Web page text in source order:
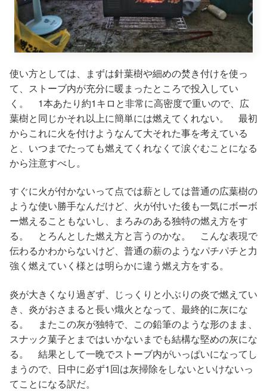
使い方としては、まずは針葉樹や細めの焚き付けを使っ
て、ストーブ内が充分に暖まったところで投入してい
く。 1本あたり約1キロと非常に高密度で重いので、広
葉樹と同じかそれ以上に簡単には燃えてくれない。 最初
からこれに火を付けようなんて大それた事を考えている
と、いつまでたっても燃えてくれなくて涙ぐむことになる
から注意すべし。
すぐに火が付かないって点では薪としては普通の広葉樹の
ような使い勝手なんだけど、火が付いた後も一気にボーボ
ー燃えることもないし、まろみのある独特の燃え方をす
る。 とろんとした燃え方と言うのかな。 こんな表現で
伝わるかわからないけど、普通の薪のようなパチパチと力
強く燃えていく様とは明らかに違う燃え方をする。
炎が大きくなり過ぎず、じっくりと小ぶりの炎で燃えてい
き、炎がおさまると長い熾火となって、最終的に灰にな
る。 またこの灰が独特で、この鉛筆のような形のまま、
スナック菓子とまではいかないまでも結構な堅めの灰にな
る。 結果として一晩でストーブ内がいっぱいになってし
まうので、日中に必ず1回は灰掃除をしないといけないっ
てことになる訳だ。